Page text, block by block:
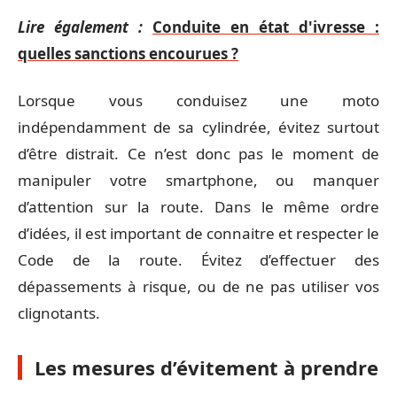
Lire également : Conduite en état d'ivresse :
quelles sanctions encourues ?
Lorsque vous conduisez une moto
indépendamment de sa cylindrée, évitez surtout
d’être distrait. Ce n’est donc pas le moment de
manipuler votre smartphone, ou manquer
d’attention sur la route. Dans le même ordre
d’idées, il est important de connaitre et respecter le
Code de la route. Évitez d’effectuer des
dépassements à risque, ou de ne pas utiliser vos
clignotants.
Les mesures d’évitement à prendre